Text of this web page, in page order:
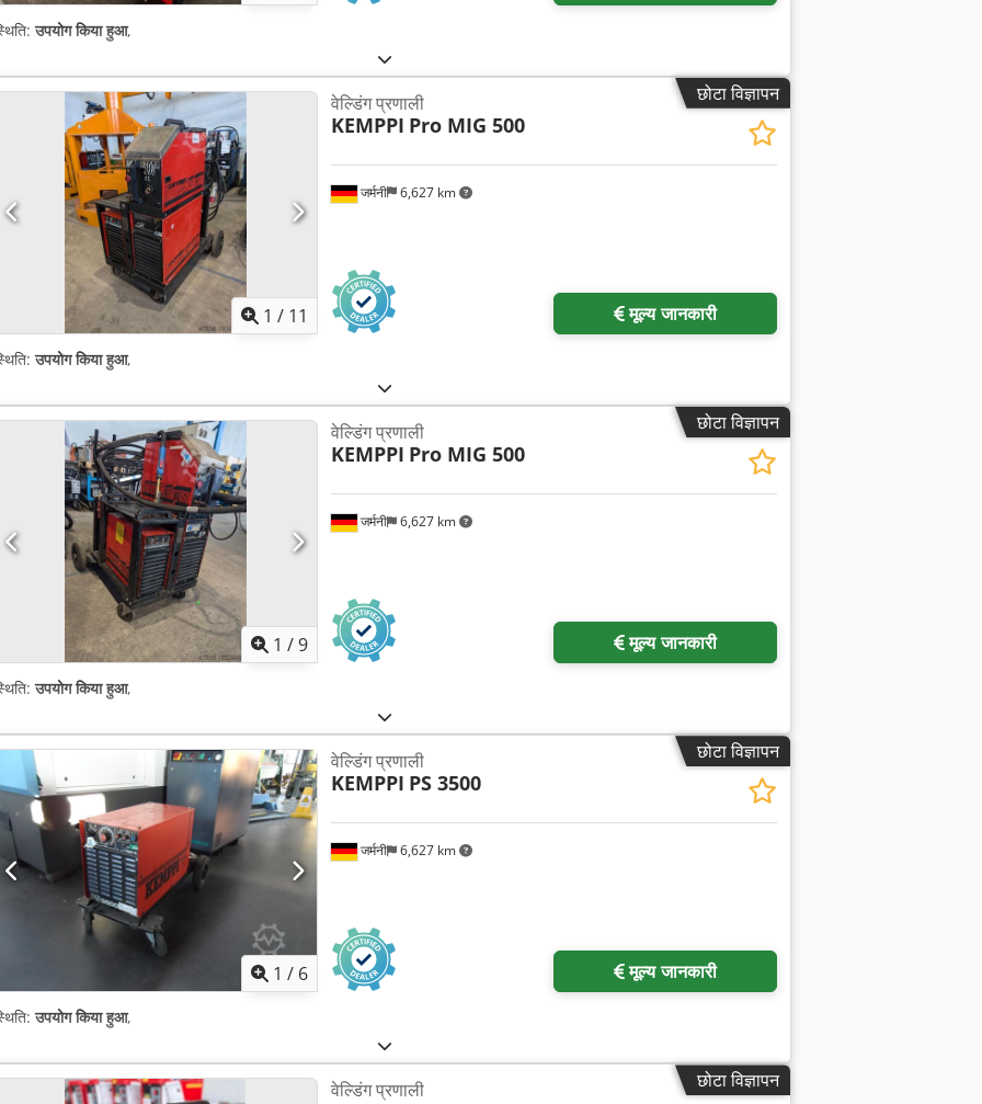
उपयोग किया हुआ,
छोटा विज्ञापन
1 / 11
जर्मनी 6,627 km
वेल्डिंग प्रणाली
KEMPPI Pro MIG 500
मूल्य जानकारी
उपयोग किया हुआ,
छोटा विज्ञापन
1 /9
जर्मनी 6,627 km
वेल्डिंग प्रणाली
KEMPPI Pro MIG 500
मूल्य जानकारी
उपयोग किया हुआ,
छोटा विज्ञापन
1 / 6
जर्मनी 6,627 km
वेल्डिंग प्रणाली
KEMPPI PS 3500
मूल्य जानकारी
उपयोग किया हुआ,
छोटा विज्ञापन
वेल्डिंग प्रणाली